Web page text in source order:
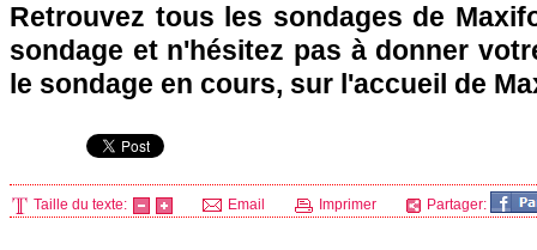
Retrouvez tous les sondages de
sondage et n'hésitez pas à donner
le sondage en cours, sur l'accueil de
Taille du texte: Email Imprimer Partager: